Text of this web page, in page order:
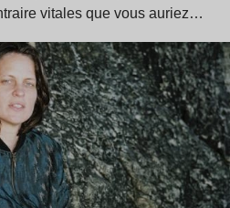
vitales que vous auriez…